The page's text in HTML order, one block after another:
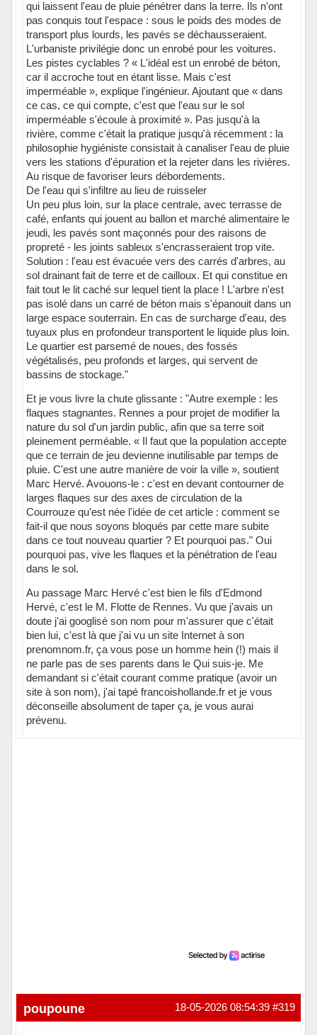
qui laissent l'eau de pluie pénétrer dans la terre. Ils n'ont
pas conquis tout l'espace : sous le poids des modes de
transport plus lourds, les pavés se déchausseraient.
L'urbaniste privilégie donc un enrobé pour les voitures.
Les pistes cyclables ? « L'idéal est un enrobé de béton,
car il accroche tout en étant lisse. Mais c'est
imperméable », explique l'ingénieur. Ajoutant que « dans
ce cas, ce qui compte, c'est que l'eau sur le sol
imperméable s'écoule à proximité ». Pas jusqu'à la
rivière, comme c'était la pratique jusqu'à récemment : la
philosophie hygiéniste consistait à canaliser l'eau de pluie
vers les stations d'épuration et la rejeter dans les rivières.
Au risque de favoriser leurs débordements.
De l'eau qui s'infiltre au lieu de ruisseler
Un peu plus loin, sur la place centrale, avec terrasse de
café, enfants qui jouent au ballon et marché alimentaire le
jeudi, les pavés sont maçonnés pour des raisons de
propreté - les joints sableux s'encrasseraient trop vite.
Solution : l'eau est évacuée vers des carrés d'arbres, au
sol drainant fait de terre et de cailloux. Et qui constitue en
fait tout le lit caché sur lequel tient la place ! L'arbre n'est
pas isolé dans un carré de béton mais s'épanouit dans un
large espace souterrain. En cas de surcharge d'eau, des
tuyaux plus en profondeur transportent le liquide plus loin.
Le quartier est parsemé de noues, des fossés
végétalisés, peu profonds et larges, qui servent de
bassins de stockage."
Et je vous livre la chute glissante : "Autre exemple : les
flaques stagnantes. Rennes a pour projet de modifier la
nature du sol d'un jardin public, afin que sa terre soit
pleinement perméable. « Il faut que la population accepte
que ce terrain de jeu devienne inutilisable par temps de
pluie. C'est une autre manière de voir la ville », soutient
Marc Hervé. Avouons-le : c'est en devant contourner de
larges flaques sur des axes de circulation de la
Courrouze qu'est née l'idée de cet article : comment se
fait-il que nous soyons bloqués par cette mare subite
dans ce tout nouveau quartier ? Et pourquoi pas." Oui
pourquoi pas, vive les flaques et la pénétration de l'eau
dans le sol.
Au passage Marc Hervé c'est bien le fils d'Edmond
Hervé, c'est le M. Flotte de Rennes. Vu que j'avais un
doute j'ai googlisé son nom pour m'assurer que c'était
bien lui, c'est là que j'ai vu un site Internet à son
prenomnom.fr, ça vous pose un homme hein (!) mais il
ne parle pas de ses parents dans le Qui suis-je. Me
demandant si c'était courant comme pratique (avoir un
site à son nom), j'ai tapé francoishollande.fr et je vous
déconseille absolument de taper ça, je vous aurai
prévenu.
#319
18-05-2026 08:54:39
poupoune